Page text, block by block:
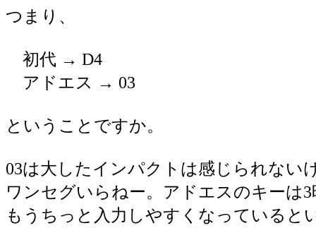
つまり、
初代 → D4
アドエス → 03
ということですか。
03は大したインパクトは感じられない
ワンセグいらねー。アドエスのキーは
もうちっと入力しやすくなっていると